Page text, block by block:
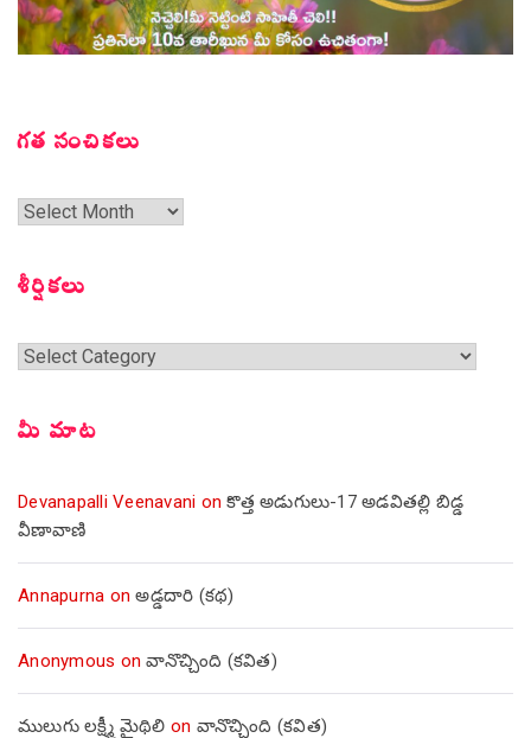
గత సంచికలు
గత
శీర్షికలు
శీర్షికలు
మీ మాట
Devanapalli Veenavani onకొత్త అడుగులు-17 అడవితల్లి బిడ్డ
వీణావాణి
Annapurna onఅడ్డదారి (కథ)
Anonymous onవానొచ్చింది (కవిత)
ములుగు లక్ష్మీ మైథిలి on వానొచ్చింది (కవిత)